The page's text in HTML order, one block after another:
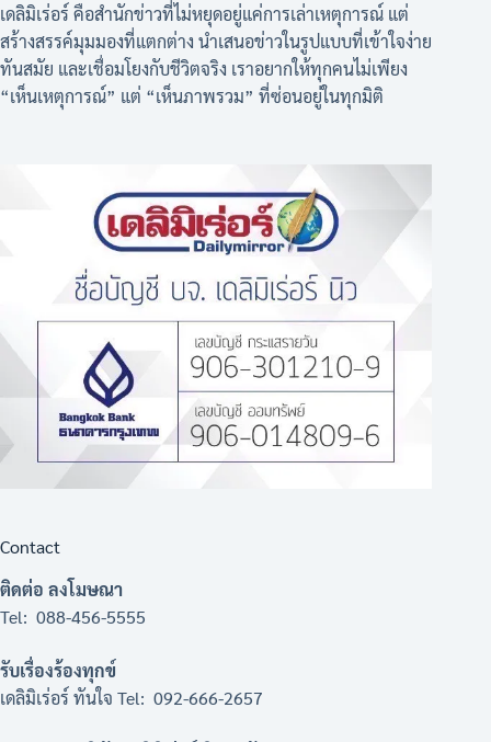
เดลิมิเร่อร์ คือสำนักข่าวที่ไม่หยุดอยู่แค่การเล่าเหตุการณ์ แต่
สร้างสรรค์มุมมองที่แตกต่าง นำเสนอข่าวในรูปแบบที่เข้าใจง่าย
ทันสมัย และเชื่อมโยงกับชีวิตจริง เราอยากให้ทุกคนไม่เพียง
“เห็นเหตุการณ์” แต่ “เห็นภาพรวม” ที่ซ่อนอยู่ในทุกมิติ
Contact
ติดต่อ ลงโมษณา
Tel: 088-456-5555
รับเรื่องร้องทุกข์
เดลิมิเร่อร์ ทันใจ Tel: 092-666-2657